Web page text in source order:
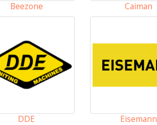
Beezone Caiman
DDE Eisemann